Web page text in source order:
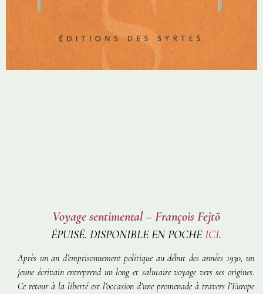
Voyage sentimental – François Fejtö
ÉPUISÉ. DISPONIBLE EN POCHEICI.
Après un an d’emprisonnement politique au début des années 1930, un
jeune écrivain entreprend un long et salutaire voyage vers ses origines.
Ce retour à la liberté est l’occasion d’une promenade à travers l’Europe